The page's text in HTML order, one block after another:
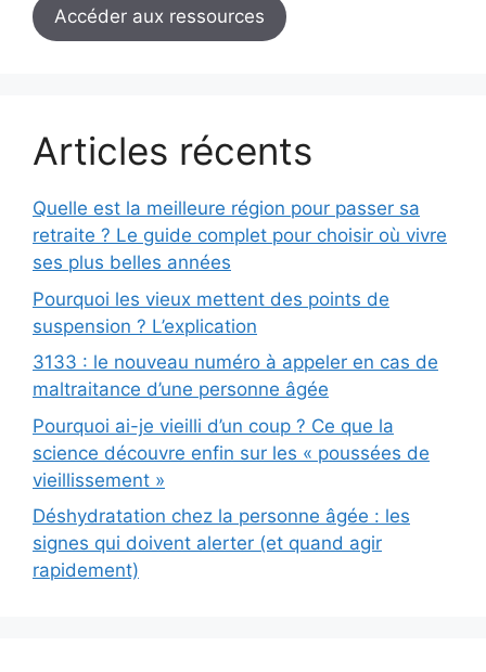
Accéder aux ressources
Articles récents
Quelle est la meilleure région pour passer sa
retraite ? Le guide complet pour choisir où vivre
ses plus belles années
Pourquoi les vieux mettent des points de
suspension ? L’explication
3133 : le nouveau numéro à appeler en cas de
maltraitance d’une personne âgée
Pourquoi ai-je vieilli d’un coup ? Ce que la
science découvre enfin sur les « poussées de
vieillissement »
Déshydratation chez la personne âgée : les
signes qui doivent alerter (et quand agir
rapidement)